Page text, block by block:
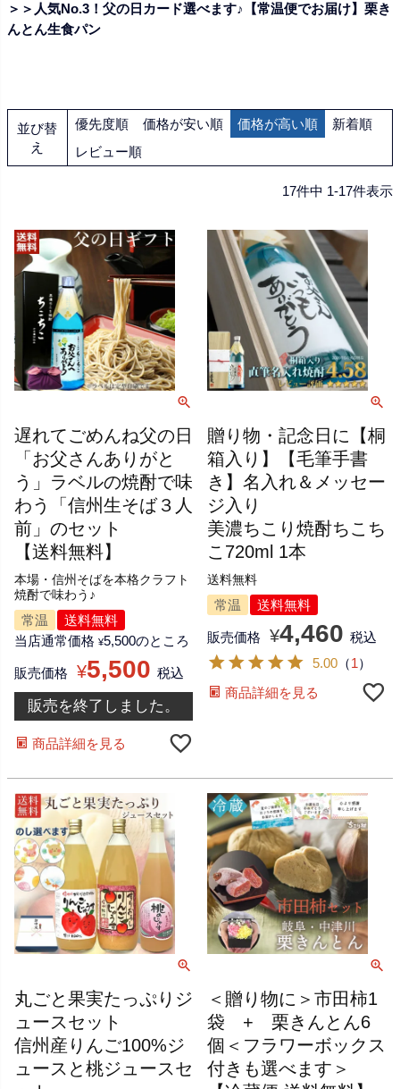
＞＞人気No.3！父の日カード選べます♪【常温便でお届け】栗き
んとん生食パン
並び替
え
優先度順 価格が安い順 価格が高い順
新着順
レビュー順
17件中 1-17件表示
本場・信州そばを本格クラフト
焼酎で味わう♪
遅れてごめんね父の日
「お父さんありがと
う」ラベルの焼酎で味
わう「信州生そば３人
前」のセット
【送料無料】
常温
送料無料
当店通常価格 ¥5,500のところ
販売価格 ¥5,500 税込
販売を終了しました。
商品詳細を見る
送料無料
贈り物・記念日に【桐
箱入り】【毛筆手書
き】名入れ＆メッセー
ジ入り
美濃ちこり焼酎ちこち
こ720ml 1本
常温 送料無料
販売価格 ¥4,460 税込
5.00 （1）
商品詳細を見る
丸ごと果実たっぷりジ
ュースセット
信州産りんご100%ジ
ュースと桃ジュースセ
＜贈り物に＞市田柿1
袋 + 栗きんとん6
個＜フラワーボックス
付きも選べます＞